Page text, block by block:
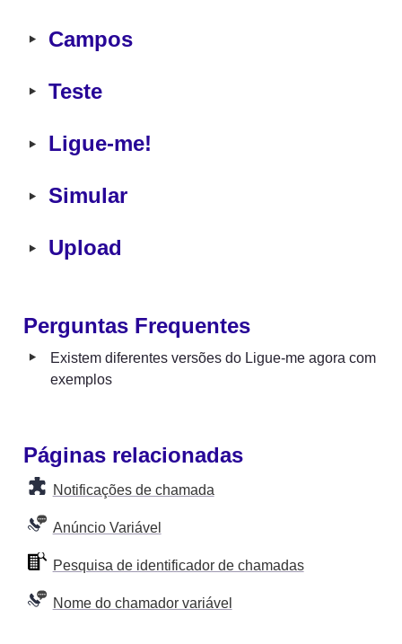
‣ Campos
‣ Teste
‣ Ligue-me!
‣ Simular
‣ Upload
Perguntas Frequentes
‣
Existem diferentes versões do Ligue-me agora com
exemplos
Páginas relacionadas
Notificações de chamada
Anúncio Variável
Pesquisa de identificador de chamadas
Nome do chamador variável